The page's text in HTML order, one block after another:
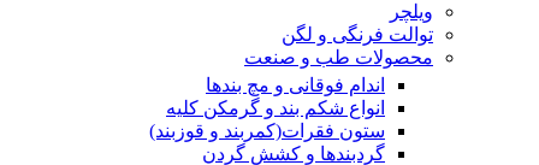
ویلچر
توالت فرنگی و لگن
محصولات طب و صنعت
اندام فوقانی و مچ بندها
انواع شکم بند و گرمکن کلیه
ستون فقرات(کمربند و قوزبند)
گردبندها و کشش گردن